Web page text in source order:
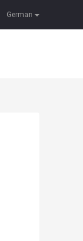
German